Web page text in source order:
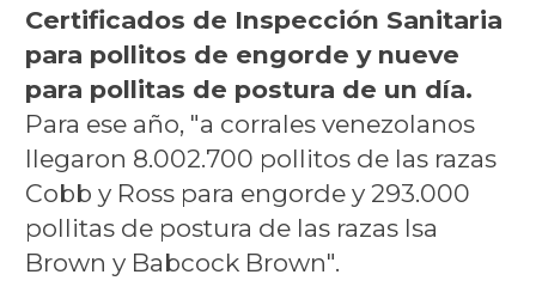
Certificados de Inspección Sanitaria
para pollitos de engorde y nueve
para pollitas de postura de un día.
Para ese año, "a corrales venezolanos
llegaron 8.002.700 pollitos de las razas
Cobb y Ross para engorde y 293.000
pollitas de postura de las razas Isa
Brown y Babcock Brown".